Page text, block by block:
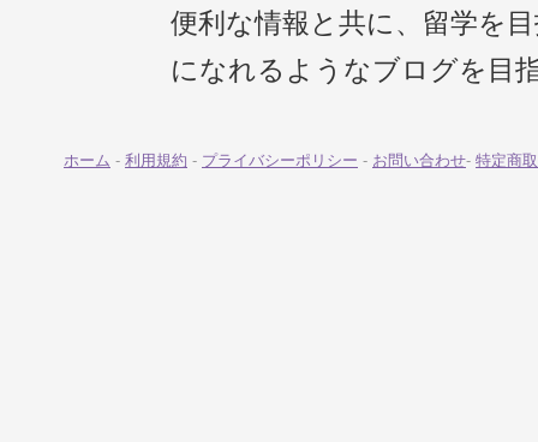
便利な情報と共に、留学を
になれるようなブログを目
ホーム - 利用規約 - プライバシーポリシー - お問い合わせ- 特定商